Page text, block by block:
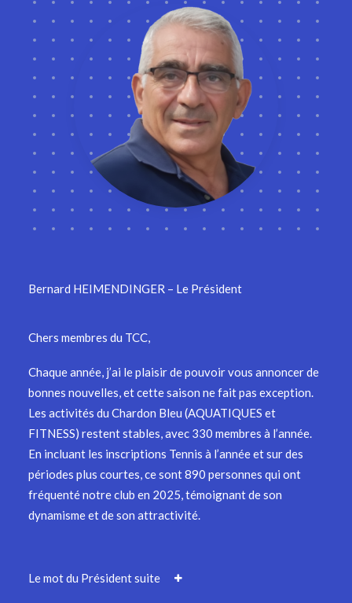
Bernard HEIMENDINGER – Le Président
Chers membres du TCC,
Chaque année, j’ai le plaisir de pouvoir vous annoncer de
bonnes nouvelles, et cette saison ne fait pas exception.
Les activités du Chardon Bleu (AQUATIQUES et
FITNESS) restent stables, avec 330 membres à l’année.
En incluant les inscriptions Tennis à l’année et sur des
périodes plus courtes, ce sont 890 personnes qui ont
fréquenté notre club en 2025, témoignant de son
dynamisme et de son attractivité.
Le mot du Président suite